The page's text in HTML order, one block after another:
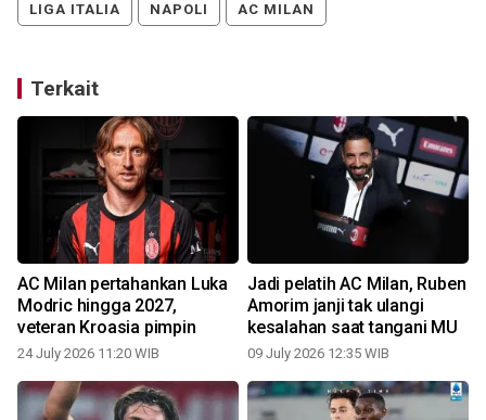
LIGA ITALIA NAPOLI AC MILAN
Terkait
AC Milan pertahankan Luka
Modric hingga 2027,
veteran Kroasia pimpin
24 July 2026 11:20 WIB
Jadi pelatih AC Milan, Ruben
Amorim janji tak ulangi
kesalahan saat tangani MU
09 July 2026 12:35 WIB